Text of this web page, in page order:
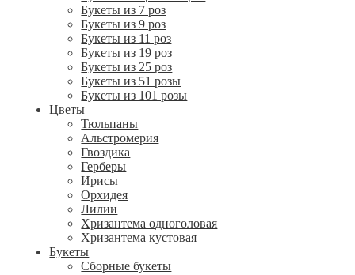
Букеты из 7 роз
Букеты из 9 роз
Букеты из 11 роз
Букеты из 19 роз
Букеты из 25 роз
Букеты из 51 розы
Букеты из 101 розы
Цветы
Тюльпаны
Альстромерия
Гвоздика
Герберы
Ирисы
Орхидея
Лилии
Хризантема одноголовая
Хризантема кустовая
Букеты
Сборные букеты